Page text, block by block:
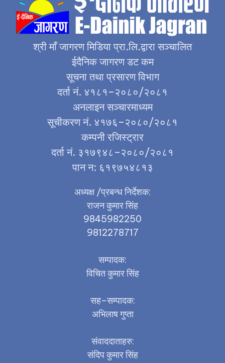
श्री माँ जागरण मिडिया प्रा.लि.द्वारा सञ्चालित
ईदैनिक जागरण डट कम
सूचना तथा प्रसारण विभाग
दर्ता नं. ४१८१–२०८०/२०८१
अनलाइन सञ्चारमाध्यम
सूचीकरण नं. ४१७६–२०८०/२०८१
कम्पनी रजिस्ट्रार
दर्ता नं. ३१७९४८–२०८०/२०८१
पान न: ६१९७५४८१३
अध्यक्ष /प्रबन्ध निर्देशक:
राजन कुमार सिंह
9845982250
9812278717
सम्पादक:
विचित कुमार सिंह
सह–सम्पादक:
अभिलाष गुप्ता
संवाददाताहरु:
संदिप कुमार सिंह